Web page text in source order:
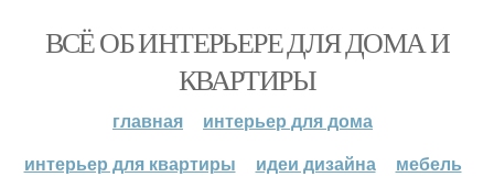
ВСЁ ОБ ИНТЕРЬЕРЕ ДЛЯ ДОМА И
КВАРТИРЫ
главная
интерьер для дома
интерьер для квартиры
идеи дизайна мебель